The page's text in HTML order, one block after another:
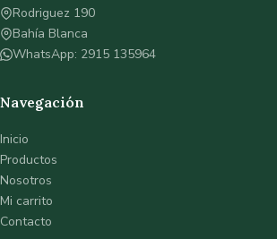
Rodriguez 190
Bahía Blanca
WhatsApp: 2915 135964
Navegación
Inicio
Productos
Nosotros
Mi carrito
Contacto